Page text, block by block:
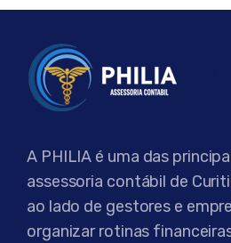
A PHILIA é uma das
assessoria contábil de
ao lado de gestores e
organizar rotinas